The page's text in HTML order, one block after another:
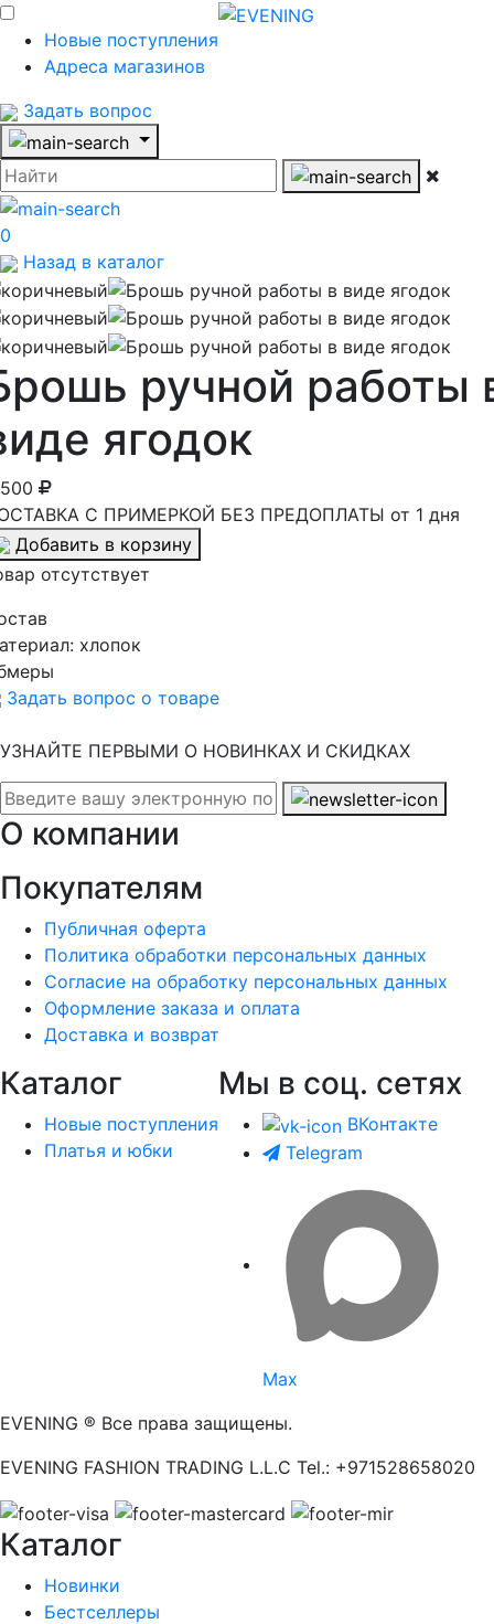
Новые поступления
Адреса магазинов
Задать вопрос
0
Назад в каталог
ручной работы
ягодок
С ПРИМЕРКОЙ БЕЗ ПРЕДОПЛАТЫ от 1 дня
Добавить в корзину
отсутствует
хлопок
Задать вопрос о товаре
УЗНАЙТЕ ПЕРВЫМИ О НОВИНКАХ И СКИДКАХ
О компании
Покупателям
Публичная оферта
Политика обработки персональных данных
Согласие на обработку персональных данных
Оформление заказа и оплата
Доставка и возврат
Каталог
Новые поступления
Платья и юбки
Мы в соц. сетях
ВКонтакте
Telegram
Max
EVENING ® Все права защищены.
EVENING FASHION TRADING L.L.C Tel.: +971528658020
Каталог
Новинки
Бестселлеры